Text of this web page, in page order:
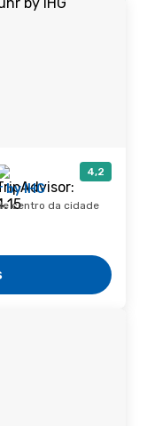
4,2
by IHG
centro da cidade